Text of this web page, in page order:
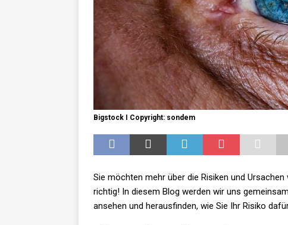
Bigstock I Copyright: sondem
Sie möchten mehr über die Risiken und
richtig! In diesem Blog werden wir uns
ansehen und herausfinden, wie Sie Ihr Risiko